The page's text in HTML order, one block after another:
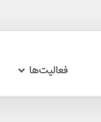
فعالیت‌ها